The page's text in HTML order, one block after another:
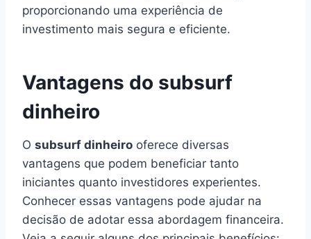
proporcionando uma experiência de
investimento mais segura e eficiente.
Vantagens do subsurf
dinheiro
O subsurf dinheiro oferece diversas
vantagens que podem beneficiar tanto
iniciantes quanto investidores experientes.
Conhecer essas vantagens pode ajudar na
decisão de adotar essa abordagem financeira.